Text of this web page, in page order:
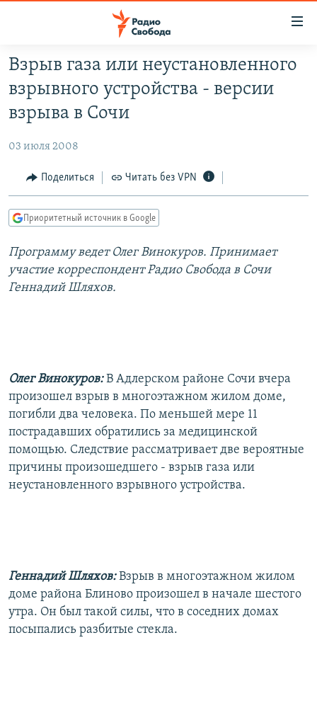
упрощенного
доступа
основному
Вернутся
главной
навигации
Вернутся
поиску
ПРОГРАММЫ
ПОДКАСТЫ
АВТОРСКИЕ ПРОЕКТЫ
ЦИТАТЫ СВОБОДЫ
МНЕНИЯ
IDEL.РЕАЛИИ
КАВКАЗ.РЕАЛИИ
СЕВЕР.РЕАЛИИ
СОЦИАЛЬНЫЕ СЕТИ
Все сайты РСЕ/РС
Взрыв газа или неустановленного
взрывного устройства - версии
взрыва в Сочи
03 июля 2008
Поделиться Читать без VPN
Приоритетный источник в Google
Программу ведет Олег Винокуров. Принимает
участие корреспондент Радио Свобода в Сочи
Геннадий Шляхов.
Олег Винокуров:В Адлерском районе Сочи вчера
произошел взрыв в многоэтажном жилом доме,
погибли два человека. По меньшей мере 11
пострадавших обратились за медицинской
помощью. Следствие рассматривает две вероятные
причины произошедшего - взрыв газа или
неустановленного взрывного устройства.
Геннадий Шляхов:Взрыв в многоэтажном жилом
доме района Блиново произошел в начале шестого
утра. Он был такой силы, что в соседних домах
посыпались разбитые стекла.